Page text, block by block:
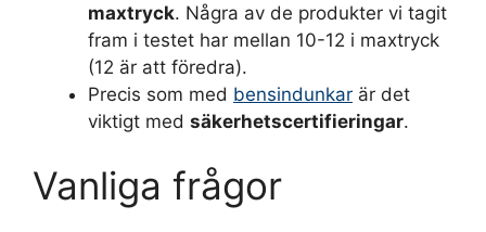
maxtryck. Några av de produkter vi tagit
fram i testet har mellan 10-12 i maxtryck
(12 är att föredra).
Precis som med bensindunkar är det
viktigt med säkerhetscertifieringar.
Vanliga frågor